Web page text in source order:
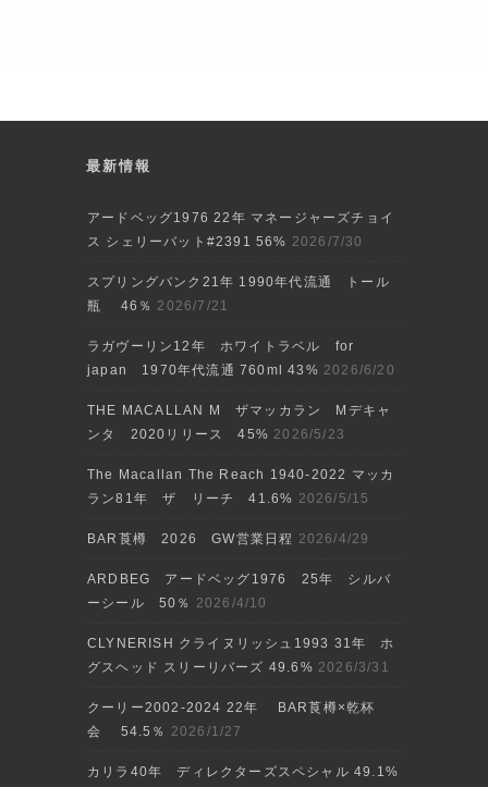
最新情報
アードベッグ1976 22年 マネージャーズチョイ
ス シェリーバット#2391 56% 2026/7/30
スプリングバンク21年 1990年代流通 トール
瓶 46％ 2026/7/21
ラガヴーリン12年 ホワイトラベル for
japan 1970年代流通 760ml 43% 2026/6/20
THE MACALLAN M ザマッカラン Mデキャ
ンタ 2020リリース 45% 2026/5/23
The Macallan The Reach 1940-2022 マッカ
ラン81年 ザ リーチ 41.6% 2026/5/15
BAR莨樽 2026 GW営業日程 2026/4/29
ARDBEG アードベッグ1976 25年 シルバ
ーシール 50％ 2026/4/10
CLYNERISH クライヌリッシュ1993 31年 ホ
グスヘッド スリーリバーズ 49.6% 2026/3/31
クーリー2002‐2024 22年 BAR莨樽×乾杯
会 54.5％ 2026/1/27
カリラ40年 ディレクターズスペシャル 49.1%